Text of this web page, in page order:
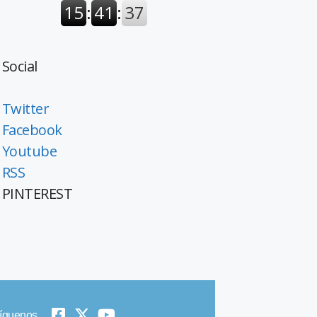
Social
Twitter
Facebook
Youtube
RSS
PINTEREST